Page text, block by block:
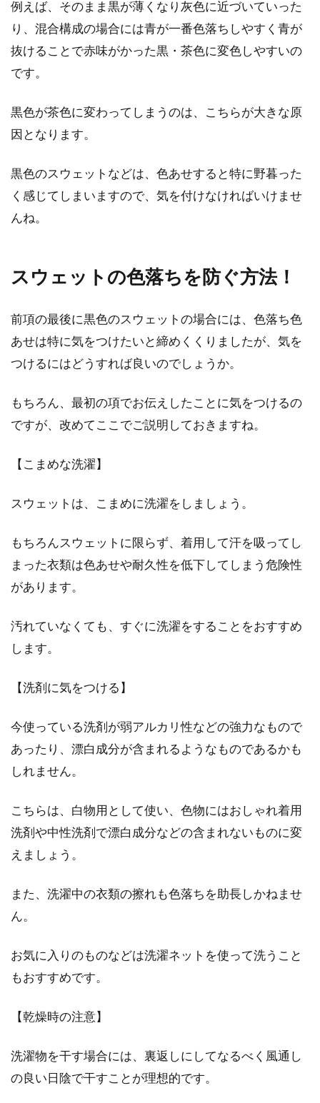
メンズの着こなし技
メンズアウターは、華奢な男性に合わせるよう
冬でもできるコーデは？
スカートに合うベルトなら輪っかが
お洒落なリングベルトで！
ベルトのバックル部分が2つの輪っかになって
勿論、ス...
トと言えば、トレンチコートですよね。しか
し、そのイ...
例えば、そのまま黒が薄くなり灰色に近づいていった
り、混合構成の場合には青が一番色落ちしやすく青が
抜けることで赤味がかった黒・茶色に変色しやすいの
です。
黒色が茶色に変わってしまうのは、こちらが大きな原
因となります。
黒色のスウェットなどは、色あせすると特に野暮った
く感じてしまいますので、気を付けなければいけませ
んね。
スウェットの色落ちを防ぐ方法！
前項の最後に黒色のスウェットの場合には、色落ち色
あせは特に気をつけたいと締めくくりましたが、気を
つけるにはどうすれば良いのでしょうか。
もちろん、最初の項でお伝えしたことに気をつけるの
ですが、改めてここでご説明しておきますね。
【こまめな洗濯】
スウェットは、こまめに洗濯をしましょう。
もちろんスウェットに限らず、着用して汗を吸ってし
まった衣類は色あせや耐久性を低下してしまう危険性
があります。
汚れていなくても、すぐに洗濯をすることをおすすめ
します。
【洗剤に気をつける】
今使っている洗剤が弱アルカリ性などの強力なもので
あったり、漂白成分が含まれるようなものであるかも
しれません。
こちらは、白物用として使い、色物にはおしゃれ着用
洗剤や中性洗剤で漂白成分などの含まれないものに変
えましょう。
また、洗濯中の衣類の擦れも色落ちを助長しかねませ
ん。
お気に入りのものなどは洗濯ネットを使って洗うこと
もおすすめです。
【乾燥時の注意】
洗濯物を干す場合には、裏返しにしてなるべく風通し
の良い日陰で干すことが理想的です。